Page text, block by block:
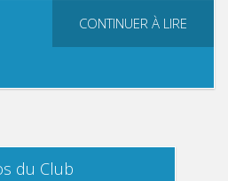
CONTINUER À LIRE
du Club